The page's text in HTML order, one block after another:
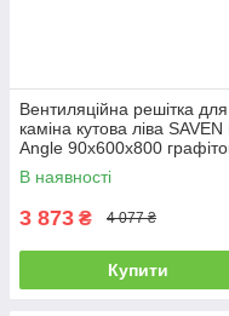
Вентиляційна решітка для
каміна кутова ліва
Angle 90х600х800
В наявності
3 873 ₴ 4 077 ₴
Купити